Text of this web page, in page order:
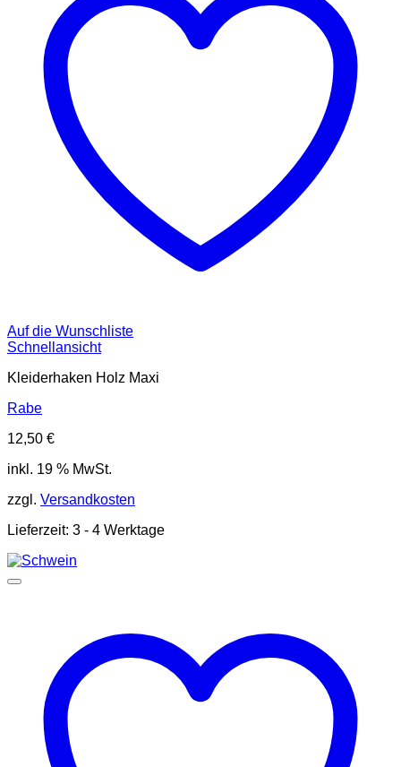
Auf die Wunschliste
Schnellansicht
Kleiderhaken Holz Maxi
Rabe
12,50 €
inkl. 19 % MwSt.
zzgl. Versandkosten
Lieferzeit: 3 - 4 Werktage